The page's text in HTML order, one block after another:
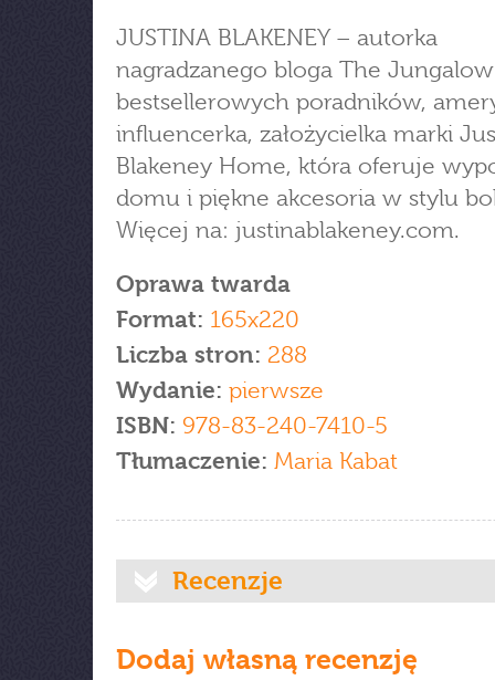
JUSTINA BLAKENEY – autorka
nagradzanego bloga The
bestsellerowych poradników,
influencerka, założycielka marki
Blakeney Home, która oferuje
domu i piękne akcesoria w stylu
Więcej na: justinablakeney.com.
Oprawa twarda
Format: 165x220
Liczba stron: 288
Wydanie: pierwsze
ISBN: 978-83-240-7410-5
Tłumaczenie: Maria Kabat
Recenzje
Dodaj własną recenzję